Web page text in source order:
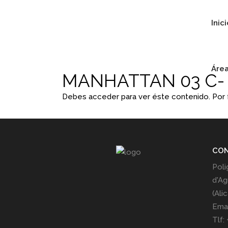
MANHATTAN 03
Debes acceder para ver éste contenido.
Tlf: